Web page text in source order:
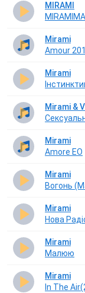
MIRAMI
Mirami
Amour
Mirami
Mirami &
Mirami
Amore EO
Mirami
Вогонь
Mirami
Нова
Mirami
Малюю
Mirami
In The